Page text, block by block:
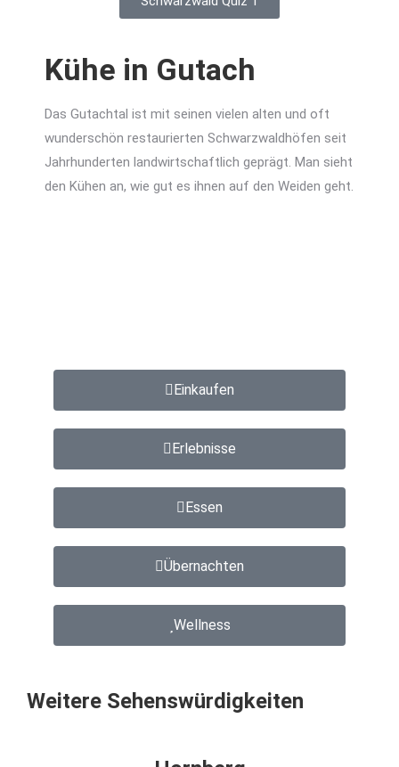
Kühe in Gutach
Das Gutachtal ist mit seinen vielen alten und oft
wunderschön restaurierten Schwarzwaldhöfen seit
Jahrhunderten landwirtschaftlich geprägt. Man sieht
den Kühen an, wie gut es ihnen auf den Weiden geht.
Einkaufen
Erlebnisse
Essen
Übernachten
Wellness
Weitere Sehenswürdigkeiten